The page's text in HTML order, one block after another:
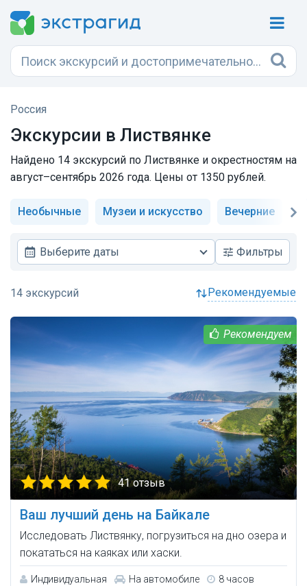
Россия
Экскурсии в Листвянке
Найдено 14 экскурсий по Листвянке и окрестностям на
август–сентябрь 2026 года. Цены от 1350 рублей.
Необычные Музеи и искусство Вечерние
Выберите даты Фильтры
рекомендуемые
41 отзыв
Ваш лучший день на Байкале
Исследовать Листвянку, погрузиться на дно озера и
покататься на каяках или хаски.
Индивидуальная На автомобиле 8 часов